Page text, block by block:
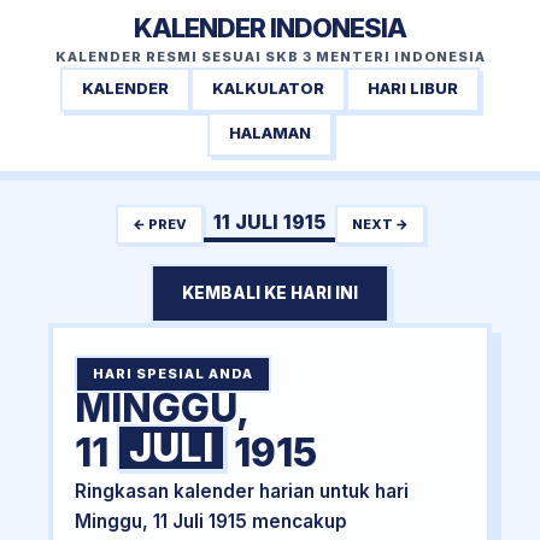
KALENDER INDONESIA
KALENDER RESMI SESUAI SKB 3 MENTERI INDONESIA
KALENDER KALKULATOR HARI LIBUR
HALAMAN
← PREV 11 JULI 1915 NEXT →
KEMBALI KE HARI INI
HARI SPESIAL ANDA
MINGGU,
11 JULI 1915
Ringkasan kalender harian untuk hari
Minggu, 11 Juli 1915 mencakup